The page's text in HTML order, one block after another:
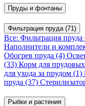
Пруды и фонтаны
Фильтрация пруда (71)
Все: Фильтрация пруда
Наполнители и
Обогрев пруда (4)
(33) Корм для
для ухода за прудом (1)
пруда (37)
Рыбки и растения